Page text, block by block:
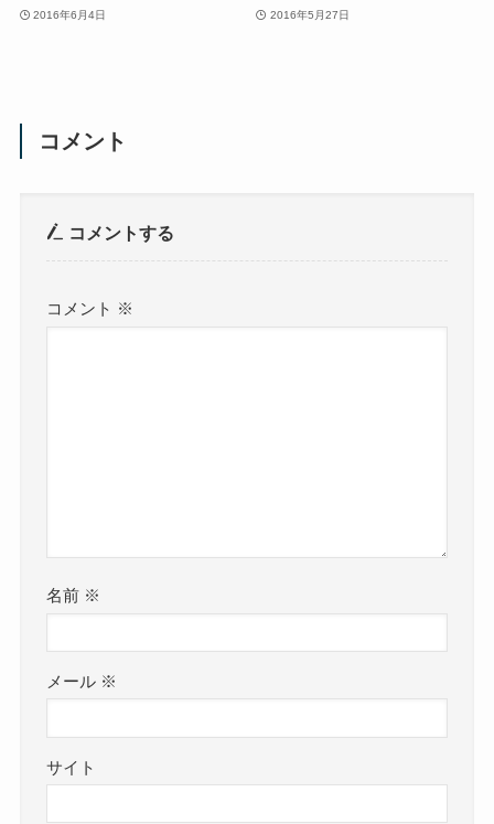
2016年6月4日 2016年5月27日
コメント
コメントする
コメント ※
名前 ※
メール ※
サイト